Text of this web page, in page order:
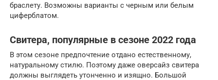
браслету. Возможны варианты с черным или белым
циферблатом.
Свитера, популярные в сезоне 2022 года
В этом сезоне предпочтение отдано естественному,
натуральному стилю. Поэтому даже оверсайз свитера
должны выглядеть утонченно и изящно. Большой